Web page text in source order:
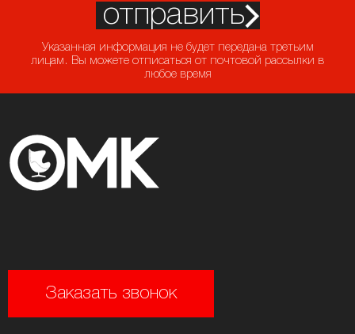
отправить
Указанная информация не будет передана третьим
лицам. Вы можете отписаться от почтовой рассылки в
любое время
Заказать звонок